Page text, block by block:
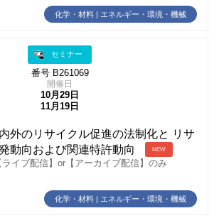
化学・材料 | エネルギー・環境・機械
セミナー
番号 B261069
開催日
10月29日
11月19日
外のリサイクル促進の法制化と リサ
動向および関連特許動向
NEW
イブ配信】or【アーカイブ配信】のみ
化学・材料 | エネルギー・環境・機械